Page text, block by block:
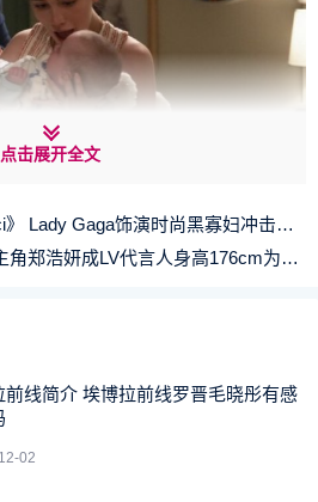
字泄露新主角的名字： Henry。
级为变态情人，也怀有Joe的孩
点击展开全文
Gaga饰演时尚黑寡妇冲击奥斯卡的演技大爆发！
郑浩妍成LV代言人身高176cm为超模之选
前线简介 埃博拉前线罗晋毛晓彤有感
02